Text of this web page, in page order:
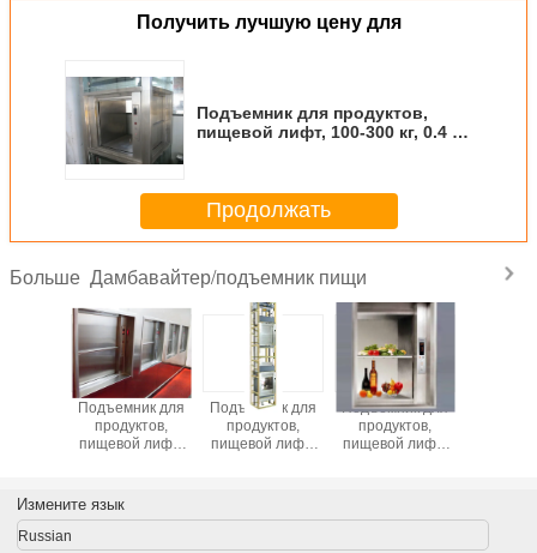
Получить лучшую цену для
Подъемник для продуктов,
пищевой лифт, 100-300 кг, 0.4 м/
Продолжать
Больше Дамбавайтер/подъемник пищи
Подъемник для
продуктов,
пищевой лифт,
Подъемник для
продуктов,
пищевой лифт,
Подъемник для
продуктов,
пищевой лифт,
Измените язык
Russian